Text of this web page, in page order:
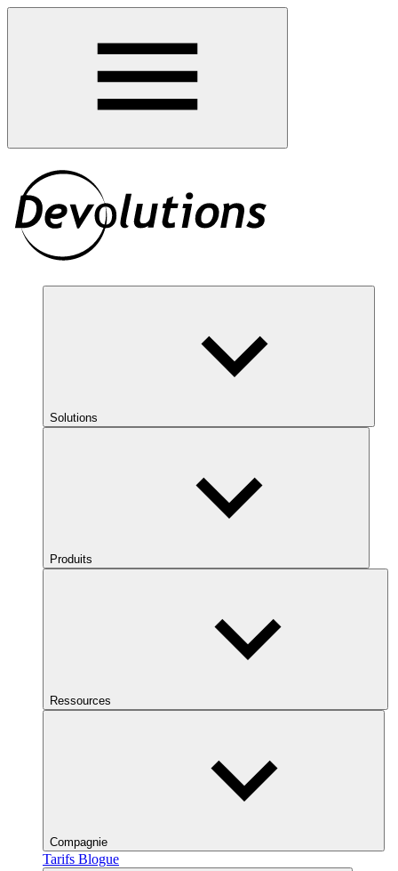
Solutions
Produits
Ressources
Compagnie
Tarifs Blogue